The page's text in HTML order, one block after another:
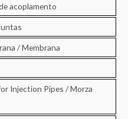
acoplamento
/ Membrana
Injection Pipes / Morza